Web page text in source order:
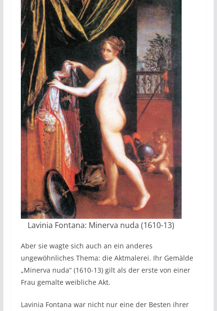
Lavinia Fontana: Minerva nuda (1610-13)
Aber sie wagte sich auch an ein anderes
ungewöhnliches Thema: die Aktmalerei. Ihr Gemälde
„Minerva nuda“ (1610-13) gilt als der erste von einer
Frau gemalte weibliche Akt.
Lavinia Fontana war nicht nur eine der Besten ihrer